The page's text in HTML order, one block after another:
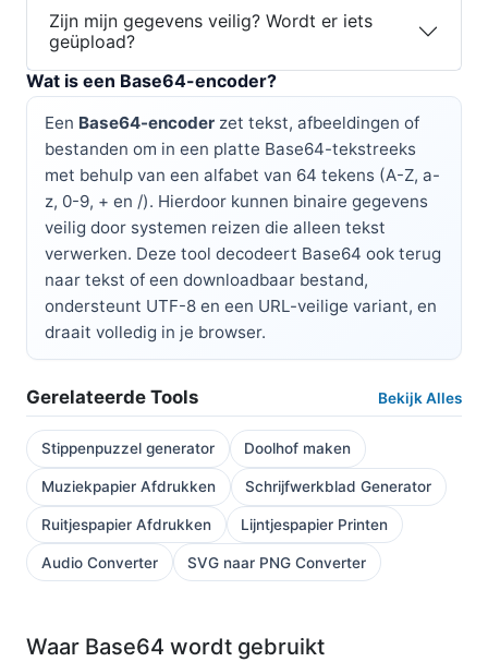
Zijn mijn gegevens veilig? Wordt er iets
geüpload?
Wat is een Base64-encoder?
Een Base64-encoder zet tekst, afbeeldingen of
bestanden om in een platte Base64-tekstreeks
met behulp van een alfabet van 64 tekens (A-Z, a-
z, 0-9, + en /). Hierdoor kunnen binaire gegevens
veilig door systemen reizen die alleen tekst
verwerken. Deze tool decodeert Base64 ook terug
naar tekst of een downloadbaar bestand,
ondersteunt UTF-8 en een URL-veilige variant, en
draait volledig in je browser.
Gerelateerde Tools Bekijk Alles
Stippenpuzzel generator Doolhof maken
Muziekpapier Afdrukken Schrijfwerkblad Generator
Ruitjespapier Afdrukken Lijntjespapier Printen
Audio Converter SVG naar PNG Converter
Waar Base64 wordt gebruikt